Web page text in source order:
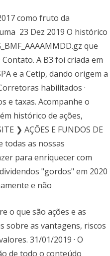
como fruto da
23 Dez 2019 O histórico
que
A B3 foi criada em
e a Cetip, dando origem a
habilitados ·
e taxas. Acompanhe o
histórico de ações,
❯ AÇÕES E FUNDOS DE
todas as nossas
para enriquecer com
"gordos" em 2020
e não
o que são ações e as
sobre as vantagens, riscos
31/01/2019 · O
de todo o conteúdo